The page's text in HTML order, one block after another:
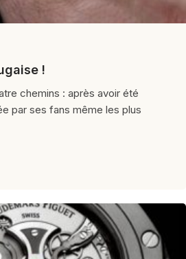
!
chemins : après avoir été
par ses fans même les plus